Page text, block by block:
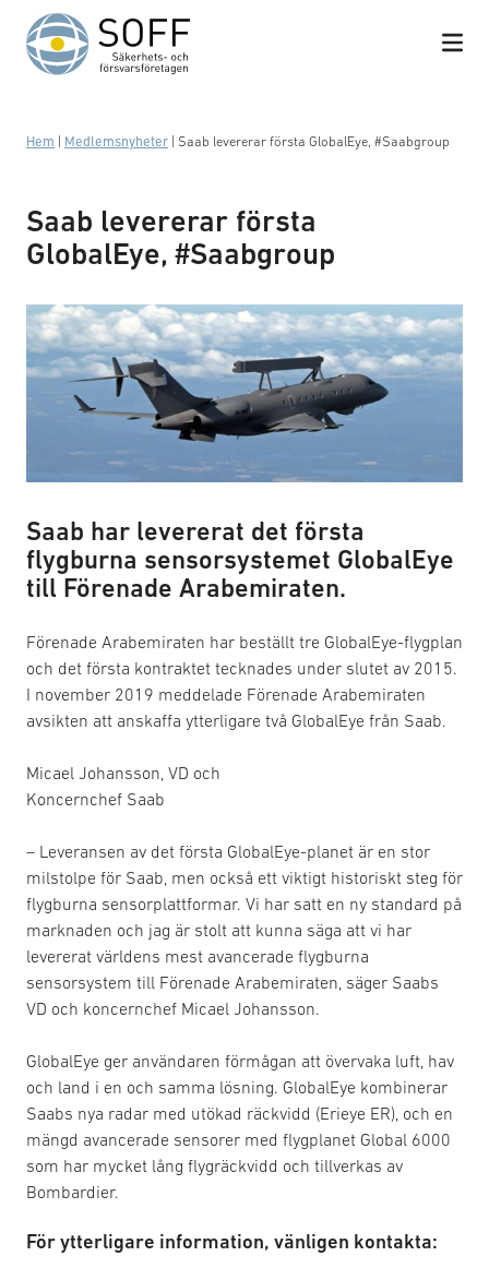
Hoppa till innehåll
Hem Medlemsnyheter Saab levererar första GlobalEye, #Saabgroup
Saab levererar första
GlobalEye, #Saabgroup
Saab har levererat det första
flygburna sensorsystemet GlobalEye
till Förenade Arabemiraten.
Förenade Arabemiraten har beställt tre GlobalEye-flygplan
och det första kontraktet tecknades under slutet av 2015.
I november 2019 meddelade Förenade Arabemiraten
avsikten att anskaffa ytterligare två GlobalEye från Saab.
Micael Johansson, VD och
Koncernchef Saab
– Leveransen av det första GlobalEye-planet är en stor
milstolpe för Saab, men också ett viktigt historiskt steg för
flygburna sensorplattformar. Vi har satt en ny standard på
marknaden och jag är stolt att kunna säga att vi har
levererat världens mest avancerade flygburna
sensorsystem till Förenade Arabemiraten, säger Saabs
VD och koncernchef Micael Johansson.
GlobalEye ger användaren förmågan att övervaka luft, hav
och land i en och samma lösning. GlobalEye kombinerar
Saabs nya radar med utökad räckvidd (Erieye ER), och en
mängd avancerade sensorer med flygplanet Global 6000
som har mycket lång flygräckvidd och tillverkas av
Bombardier.
För ytterligare information, vänligen kontakta: